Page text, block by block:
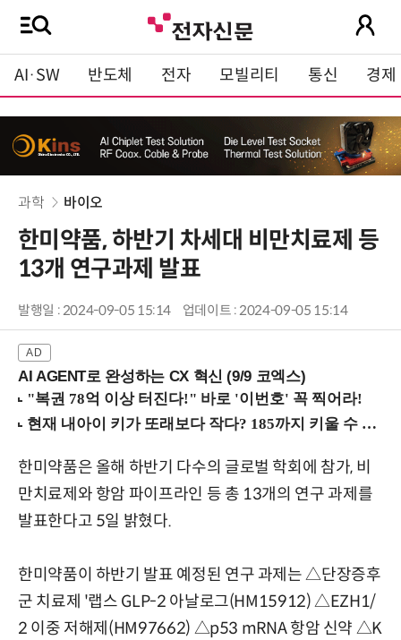
AI·SW 반도체 전자 모빌리티 통신 경제
과학 바이오
한미약품, 하반기 차세대 비만치료제 등
13개 연구과제 발표
발행일 : 2024-09-05 15:14 업데이트 : 2024-09-05 15:14
AI AGENT로 완성하는 CX 혁신 (9/9 코엑스)
한미약품은 올해 하반기 다수의 글로벌 학회에 참가, 비
만치료제와 항암 파이프라인 등 총 13개의 연구 과제를
발표한다고 5일 밝혔다.
한미약품이 하반기 발표 예정된 연구 과제는 △단장증후
군 치료제 '랩스 GLP-2 아날로그(HM15912) △EZH1/
2 이중 저해제(HM97662) △p53 mRNA 항암 신약 △K